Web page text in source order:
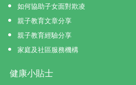
如何協助子女面對欺凌
親子教育文章分享
親子教育經驗分享
家庭及社區服務機構
健康小貼士